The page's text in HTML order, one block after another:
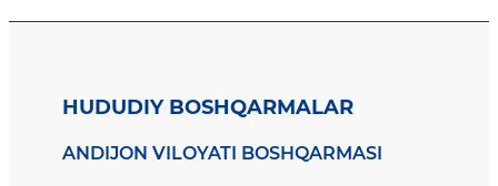
HUDUDIY BOSHQARMALAR
ANDIJON VILOYATI BOSHQARMASI